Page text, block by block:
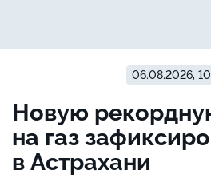
06.08.2026,
Новую
на газ
в Астрахани